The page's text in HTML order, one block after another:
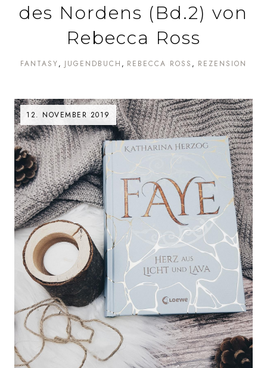
des Nordens (Bd.2) von
Rebecca Ross
FANTASY JUGENDBUCH REBECCA ROSS REZENSION
12. NOVEMBER 2019